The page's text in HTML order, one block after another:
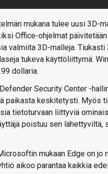
mukana tulee uusi 3D-
Office-ohjelmat
valmiita 3D-malleja. Tiukasti
tukeva käyttöliittymä.
dollaria.
Security Center -
paikasta keskitetysti. Myös
tietoturvaan liittyviä
poistuu sen lähettyviltä,
mukaan Edge on jo
aikoo parantaa kaikkia